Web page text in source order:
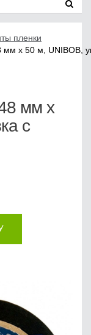
пленки
х 50 м, UNIBOB,
мм х
с